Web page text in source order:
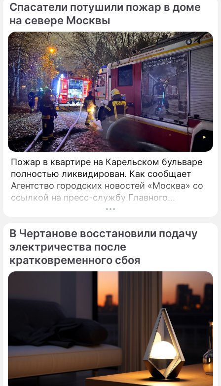
Спасатели потушили пожар в доме
на севере Москвы
Пожар в квартире на Карельском бульваре
полностью ликвидирован. Как сообщает
Агентство городских новостей «Москва» со
ссылкой на пресс-службу Главного
управления МЧС России по столице,
В Чертанове восстановили подачу
электричества после
кратковременного сбоя